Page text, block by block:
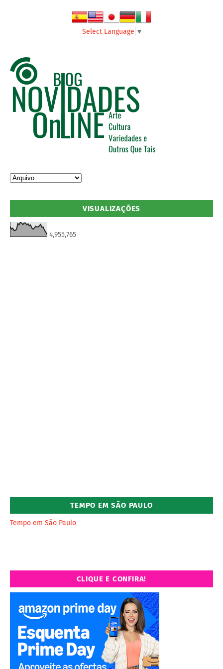
Select Language ▼
VISUALIZAÇÕES
4,955,765
TEMPO EM SÃO PAULO
Tempo em São Paulo
CLIQUE E CONFIRA!